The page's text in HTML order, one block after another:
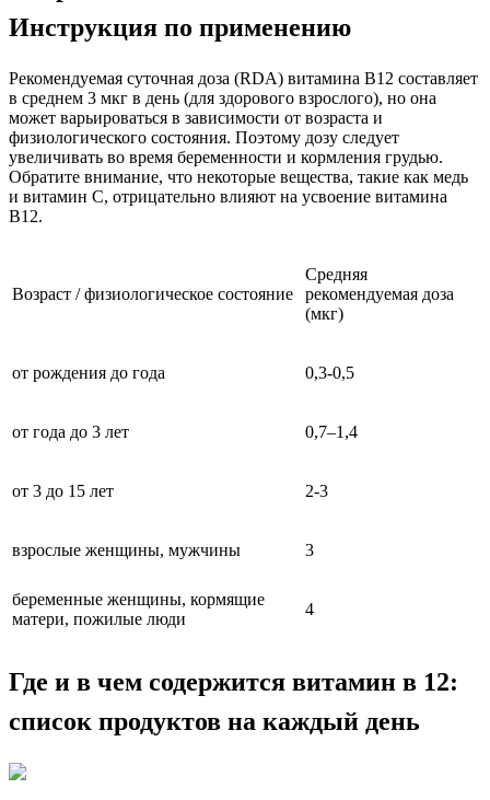
Инструкция по применению
Рекомендуемая суточная доза (RDA) витамина B12 составляет
в среднем 3 мкг в день (для здорового взрослого), но она
может варьироваться в зависимости от возраста и
физиологического состояния. Поэтому дозу следует
увеличивать во время беременности и кормления грудью.
Обратите внимание, что некоторые вещества, такие как медь
и витамин С, отрицательно влияют на усвоение витамина
B12.
Возраст / физиологическое состояние
Средняя
рекомендуемая доза
(мкг)
от рождения до года 0,3-0,5
от года до 3 лет 0,7–1,4
от 3 до 15 лет 2-3
взрослые женщины, мужчины 3
беременные женщины, кормящие
матери, пожилые люди
4
Где и в чем содержится витамин в 12:
список продуктов на каждый день